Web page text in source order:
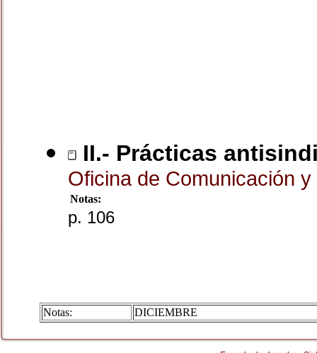
II.- Prácticas
Oficina de Comunicación
Notas:
p. 106
Notas: DICIEMBRE